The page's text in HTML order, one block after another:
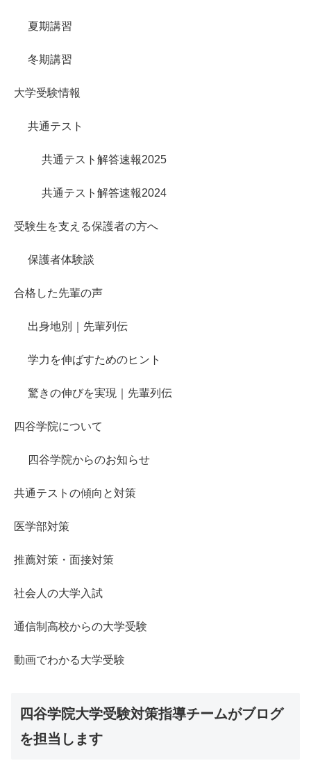
夏期講習
冬期講習
大学受験情報
共通テスト
共通テスト解答速報2025
共通テスト解答速報2024
受験生を支える保護者の方へ
保護者体験談
合格した先輩の声
出身地別｜先輩列伝
学力を伸ばすためのヒント
驚きの伸びを実現｜先輩列伝
四谷学院について
四谷学院からのお知らせ
共通テストの傾向と対策
医学部対策
推薦対策・面接対策
社会人の大学入試
通信制高校からの大学受験
動画でわかる大学受験
四谷学院大学受験対策指導チームがブログ
を担当します